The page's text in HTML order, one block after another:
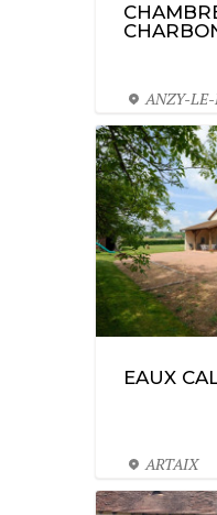
ANZY-
EAUX
ARTAIX